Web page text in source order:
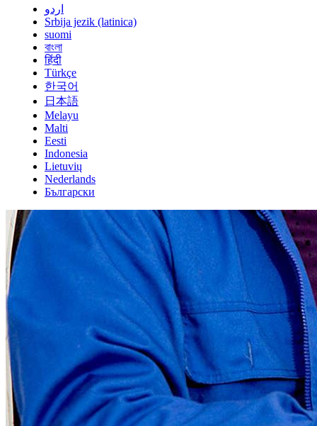
اردو
Srbija jezik (latinica)
suomi
বাংলা
हिंदी
Türkçe
한국어
日本語
Melayu
Malti
Eesti
Indonesia
Lietuvių
Nederlands
Български